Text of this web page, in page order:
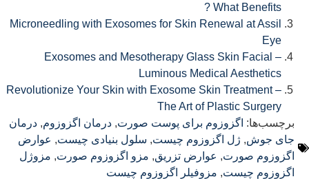
What Benefits ?
Microneedling with Exosomes for Skin Renewal at Assil
Eye
Exosomes and Mesotherapy Glass Skin Facial –
Luminous Medical Aesthetics
Revolutionize Your Skin with Exosome Skin Treatment –
The Art of Plastic Surgery
برچسب‌ها: اگزوزوم برای پوست صورت, درمان اگزوزوم, درمان
جای جوش, ژل اگزوزوم چیست, سلول بنیادی چیست, عوارض
اگزوزوم صورت, عوارض تزریق, مزو اگزوزوم صورت, مزوژل
اگزوزوم چیست, مزوفیلر اگزوزوم چیست